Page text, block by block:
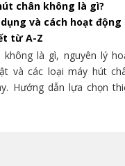
chân không là gì?
và cách hoạt động
từ A-Z
là gì, nguyên lý
và các loại máy hút
Hướng dẫn lựa chọn